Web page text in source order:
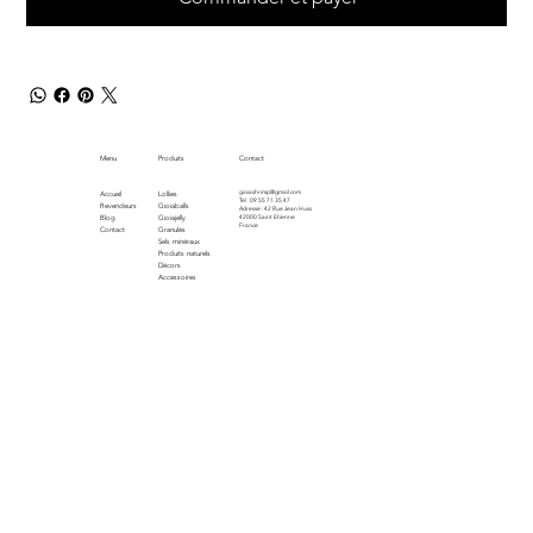
Menu
Accueil
Revendeurs
Blog
Contact
Produits
Lollies
Gioiaballs
Gioiajelly
Granulés
Sels minéraux
Produits naturels
Décors
Accessoires
gioiashrimp@gmail.com
Tel : 09 55 71 35 47
Adresse : 42 Rue Jean Huss
42000 Saint Etienne
France
Contact